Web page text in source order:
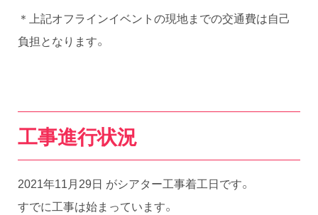
＊上記オフラインイベントの現地までの交通費は自己
負担となります。
工事進行状況
2021年11月29日 がシアター工事着工日です。
すでに工事は始まっています。